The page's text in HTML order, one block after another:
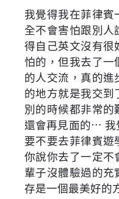
我覺得我在菲律賓
全不會害怕跟別人
得自己英文沒有很
怕的，但我去了一
的人交流，真的進
的地方就是我交到
別的時候都非常的
還會再見面的⋯ 我
要不要去菲律賓遊
你說你去了一定不
輩子沒體驗過的充
存是一個最美好的